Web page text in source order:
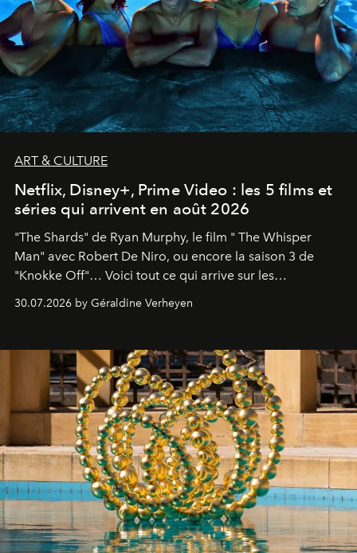
ART & CULTURE
Netflix, Disney+, Prime Video : les 5 films et
séries qui arrivent en août 2026
"The Shards" de Ryan Murphy, le film " The Whisper
Man" avec Robert De Niro, ou encore la saison 3 de
"Knokke Off"… Voici tout ce qui arrive sur les
plateformes de streaming en août 2026.
30.07.2026 by Géraldine Verheyen